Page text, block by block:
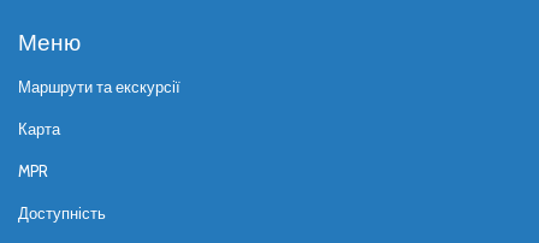
Меню
Маршрути та екскурсії
Карта
MPR
Доступність